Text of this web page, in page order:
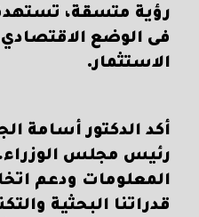
رؤية متسقة، تستهدف
فى الوضع الاقتصادي
الاستثمار.
أكد الدكتور أسامة
رئيس مجلس
المعلومات ودعم
قدراتنا البحثية